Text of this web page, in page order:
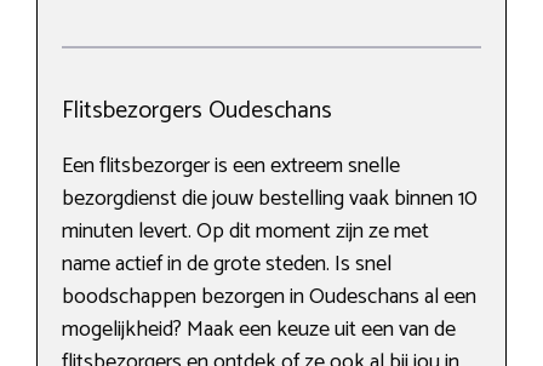
Flitsbezorgers Oudeschans
Een flitsbezorger is een extreem snelle
bezorgdienst die jouw bestelling vaak binnen 10
minuten levert. Op dit moment zijn ze met
name actief in de grote steden. Is snel
boodschappen bezorgen in Oudeschans al een
mogelijkheid? Maak een keuze uit een van de